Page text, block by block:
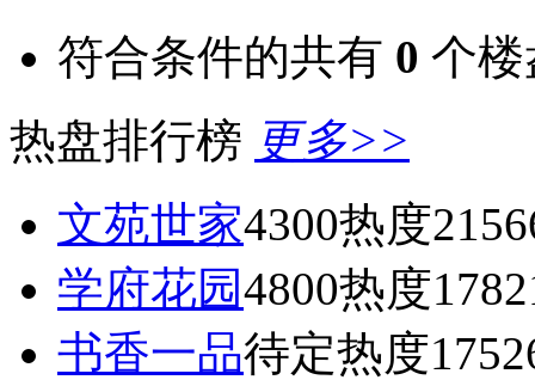
符合条件的共有 0 个楼
热盘排行榜 更多>>
文苑世家4300热度
学府花园4800热度
书香一品待定热度